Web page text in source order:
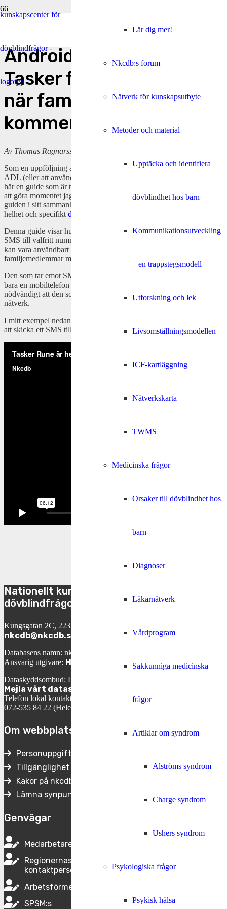
Lär dig mer!
Nkcdb:s forum
Nätverk för kunskapsutbyte
Metoder och material
Upptäcka och identifiera
dövblindhet hos barn
Kommunikationsutveckling
– en trappstegsmodell
Utforskning och lek
Livsomställningsmodellen
ICF-kartläggning
Nätverkskarta
TWMS
Medicinska frågor
Orsaker till dövblindhet hos
barn
Diagnoser
Läkarnätverk
Vårdprogram
Sakkunniga medicinska
frågor
Artiklar om syndrom
Alströms syndrom
Charge syndrom
Ushers syndrom
Psykologiska frågor
Psykisk hälsa
Guide: Använda en
Android-mobil och
Tasker för att få ett SMS
när familjemedlemmar
kommer hem
Av Thomas Ragnarsson
Som en uppföljning av vårt webbinarie del 4 i serien om Digital
ADL (eller att använda en mobiltelefon som ett hjälpmedel) kommer
här en guide som är tänkt att vara enkel att följa om man vill prova
att göra momentet jag visade på webbinariet på egen hand. För att få
guiden i sitt sammanhang hänvisar jag till
helhet och specifikt del 4
Denna guide visar hur man kan få en Androidenhet att skicka ett
SMS till valfritt nummer när mobilen ansluter till ett visst wifi. Detta
kan vara användbart t ex om en person med dövblindhet vill veta när
familjemedlemmar med Android-telefoner kommer hem.
Den som tar emot SMS:et behöver inte ha en Android-telefon, utan
bara en mobiltelefon och möjlighet att läsa SMS. Det är inte heller
nödvändigt att den som ska ta emot SMS:et själv är i samma
nätverk.
I mitt exempel nedan ställer jag in den fiktiva sonen Runes mobil till
att skicka ett SMS till mig när den anslutit till vårt nätverk hemma.
Nationellt kunskapscenter för
dövblindfrågor
Kungsgatan 2C, 223 50 Lund
nkcdb@nkcdb.se
Databasens namn: nkcdb.se
Ansvarig utgivare: Helene Engh
Dataskyddsombud: David Ericson
Mejla vårt dataskyddsombud
Telefon lokal kontaktperson:
072-535 84 22 (Helene Engh, VD)
Om webbplatsen
Personuppgifter
Tillgänglighet
Kakor på nkcdb.se
Lämna synpunkter
Genvägar
Medarbetare på Nkcdb
Regionernas
kontaktpersoner
Arbetsförmedlingens kontaktpersoner
SPSM:s